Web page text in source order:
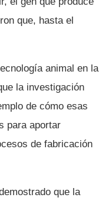
que, hasta el
animal en la
la investigación
de cómo esas
para aportar
de fabricación
que la